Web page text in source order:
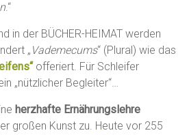
.“
in der BÜCHER-HEIMAT werden
„ Vademecums“ (Plural) wie das
offeriert. Für Schleifer
„nützlicher Begleiter“…
herzhafte Ernährungslehre
großen Kunst zu. Heute vor 255